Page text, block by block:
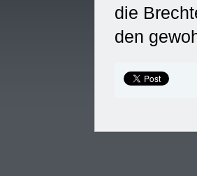
die
den